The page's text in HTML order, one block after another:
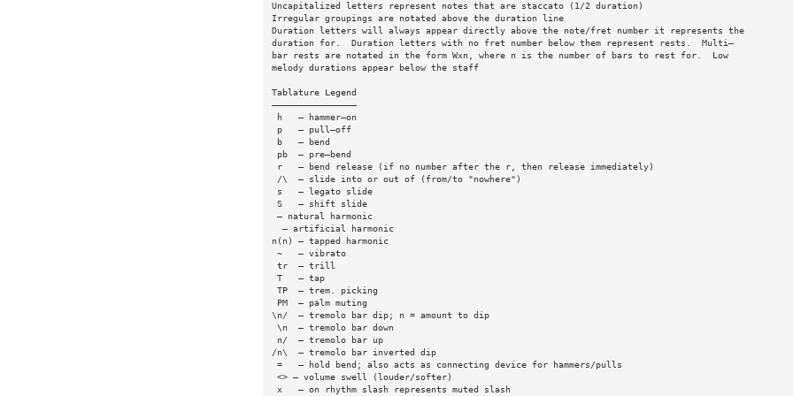
Uncapitalized letters represent notes that are staccato (1/2 duration)
Irregular groupings are notated above the duration line
Duration letters will always appear directly above the note/fret number it represents the
duration for.  Duration letters with no fret number below them represent rests.  Multi—
bar rests are notated in the form Wxn, where n is the number of bars to rest for.  Low
melody durations appear below the staff
Tablature Legend
————————————————
h   — hammer—on
p   — pull—off
b   — bend
pb  — pre—bend
r   — bend release (if no number after the r, then release immediately)
/\  — slide into or out of (from/to "nowhere")
s   — legato slide
S   — shift slide
— natural harmonic
  — artificial harmonic
n(n) — tapped harmonic
~   — vibrato
tr  — trill
T   — tap
TP  — trem. picking
PM  — palm muting
\n/  — tremolo bar dip; n = amount to dip
\n  — tremolo bar down
n/  — tremolo bar up
/n\  — tremolo bar inverted dip
=   — hold bend; also acts as connecting device for hammers/pulls
<> — volume swell (louder/softer)
x   — on rhythm slash represents muted slash